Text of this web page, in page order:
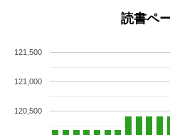
読書ペ
120,500
121,000
121,500